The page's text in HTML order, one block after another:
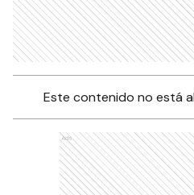
Este contenido no está
Ads